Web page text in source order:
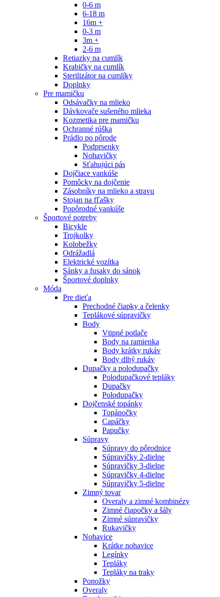
0-6 m
6-18 m
16m +
0-3 m
3m +
2-6 m
Retiazky na cumlík
Krabičky na cumlík
Sterilizátor na cumlíky
Doplnky
Pre mamičku
Odsávačky na mlieko
Dávkovače sušeného mlieka
Kozmetika pre mamičku
Ochranné rúška
Prádlo po pôrode
Podprsenky
Nohavičky
Sťahujúci pás
Dojčiace vankúše
Pomôcky na dojčenie
Zásobníky na mlieko a stravu
Stojan na fľašky
Popôrodné vankúše
Športové potreby
Bicykle
Trojkolky
Kolobežky
Odrážadlá
Elektrické vozítka
Sánky a fusaky do sánok
Športové doplnky
Móda
Pre dieťa
Prechodné čiapky a čelenky
Teplákové súpravičky
Body
Vtipné potlače
Body na ramienka
Body krátky rukáv
Body dlhý rukáv
Dupačky a polodupačky
Polodupačkové tepláky
Dupačky
Polodupačky
Dojčenské topánky
Topánočky
Capáčky
Papučky
Súpravy
Súpravy do pôrodnice
Súpravičky 2-dielne
Súpravičky 3-dielne
Súpravičky 4-dielne
Súpravičky 5-dielne
Zimný tovar
Overaly a zimné kombinézy
Zimné čiapočky a šály
Zimné súpravičky
Rukavičky
Nohavice
Krátke nohavice
Legínky
Tepláky
Tepláky na traky
Ponožky
Overaly